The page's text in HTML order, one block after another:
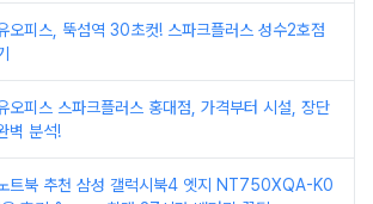
오피스, 뚝섬역 30초컷! 스파크플러스 성수2호점
오피스 스파크플러스 홍대점, 가격부터 시설, 장단
벽 분석!
트북 추천 삼성 갤럭시북4 엣지 NT750XQA-K0